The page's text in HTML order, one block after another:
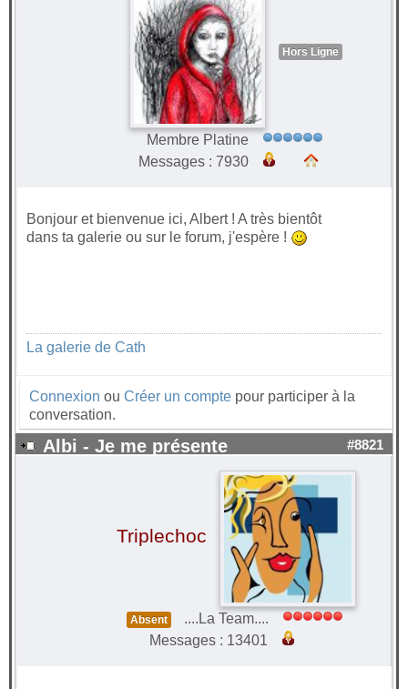
Hors Ligne
Membre Platine
Messages : 7930
Bonjour et bienvenue ici, Albert ! A très bientôt
dans ta galerie ou sur le forum, j'espère !
La galerie de Cath
Connexion ou Créer un compte pour participer à la
conversation.
Albi - Je me présente #8821
Triplechoc
Absent
....La Team....
Messages : 13401